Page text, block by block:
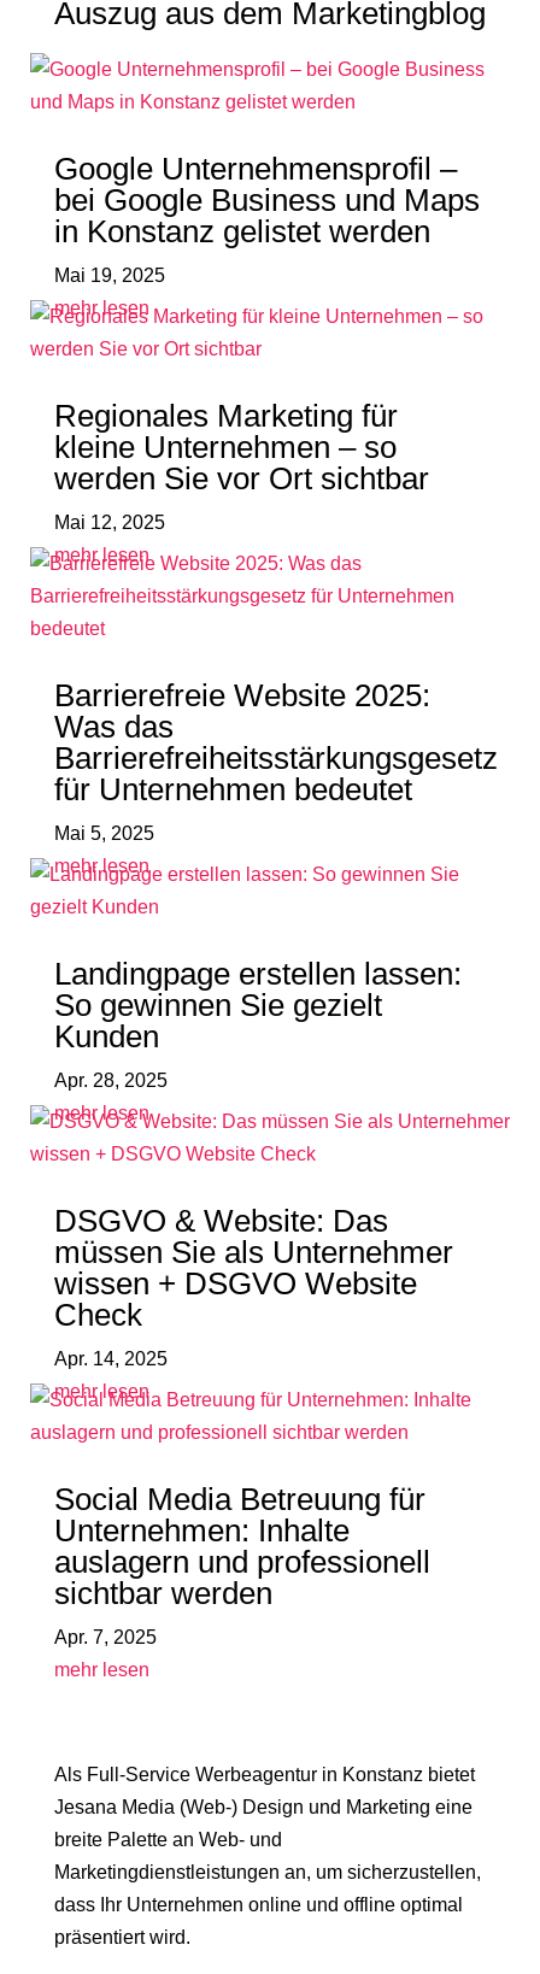
Auszug aus dem Marketingblog
Google Unternehmensprofil –
bei Google Business und Maps
in Konstanz gelistet werden
Mai 19, 2025
mehr lesen
Regionales Marketing für
kleine Unternehmen – so
werden Sie vor Ort sichtbar
Mai 12, 2025
mehr lesen
Barrierefreie Website 2025:
Was das
Barrierefreiheitsstärkungsgesetz
für Unternehmen bedeutet
Mai 5, 2025
mehr lesen
Landingpage erstellen lassen:
So gewinnen Sie gezielt
Kunden
Apr. 28, 2025
mehr lesen
DSGVO & Website: Das
müssen Sie als Unternehmer
wissen + DSGVO Website
Check
Apr. 14, 2025
mehr lesen
Social Media Betreuung für
Unternehmen: Inhalte
auslagern und professionell
sichtbar werden
Apr. 7, 2025
mehr lesen
Als Full-Service Werbeagentur in Konstanz bietet
Jesana Media (Web-) Design und Marketing eine
breite Palette an Web- und
Marketingdienstleistungen an, um sicherzustellen,
dass Ihr Unternehmen online und offline optimal
präsentiert wird.